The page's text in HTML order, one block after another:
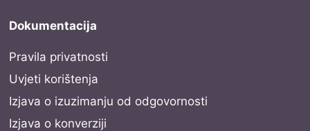
Dokumentacija
Pravila privatnosti
Uvjeti korištenja
Izjava o izuzimanju od odgovornosti
Izjava o konverziji